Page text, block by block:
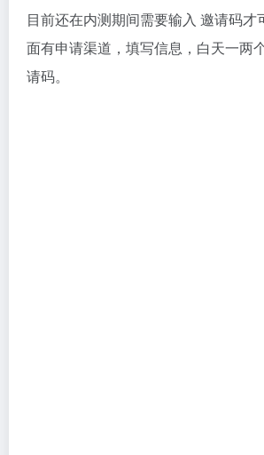
目前还在内测期间需要输入 邀请码才
面有申请渠道，填写信息，白天一两
请码。